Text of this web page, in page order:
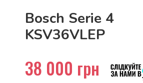
Bosch Serie 4
KSV36VLEP
38 000 грн